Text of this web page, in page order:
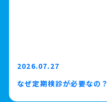
2026.07.27
なぜ定期検診が必要なの？